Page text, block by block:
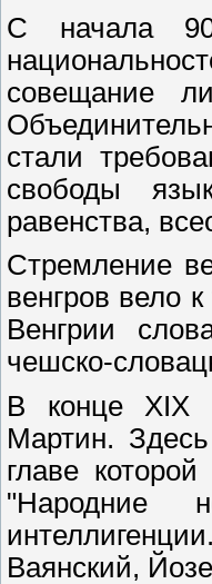
С начала 90-
совещание
стали
свободы
равенства,
Стремление
венгров вело
Венгрии
чешско-
В конце XIX
Мартин.
главе
"Народние
Ваянский,